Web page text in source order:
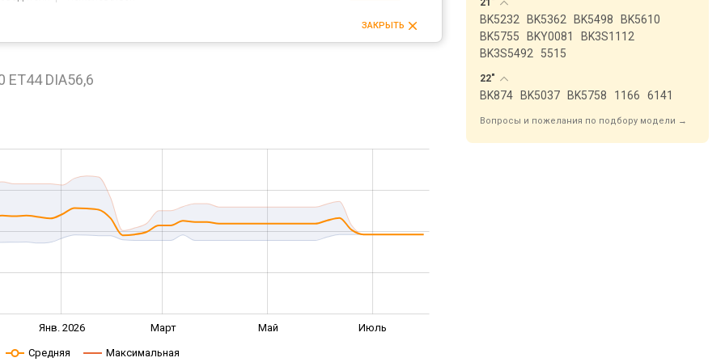
ЗАКРЫТЬ
ET44 DIA56,6
Янв. 2026 Март Май Июль
Средняя Максимальная
21"
BK5232 BK5362 BK5498
BK5610
BK5755
BKY0081
BK3S1112
BK3S5492
5515
22"
BK874 BK5037 BK5758 1166 6141
Вопросы и пожелания по подбору модели →